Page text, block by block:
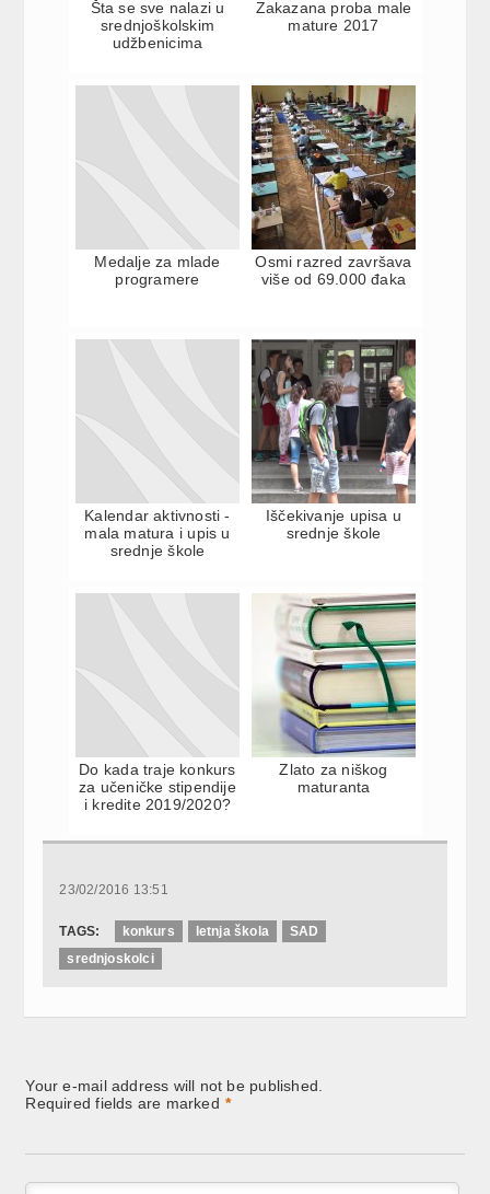
Šta se sve nalazi u
srednjoškolskim
udžbenicima
Zakazana proba male
mature 2017
Medalje za mlade
programere
Osmi razred završava
više od 69.000 đaka
Kalendar aktivnosti -
mala matura i upis u
srednje škole
Iščekivanje upisa u
srednje škole
Do kada traje konkurs
za učeničke stipendije
i kredite 2019/2020?
Zlato za niškog
maturanta
23/02/2016 13:51
TAGS: konkurs letnja škola
SAD
srednjoskolci
Your e-mail address will not be published.
Required fields are marked *